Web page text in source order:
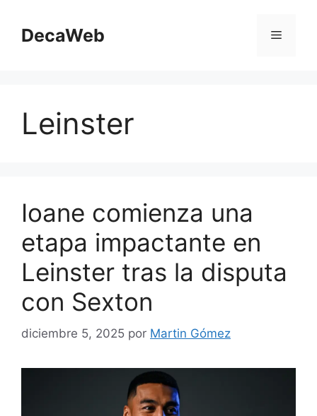
contenido
DecaWeb Menú
Leinster
Ioane comienza una
etapa impactante en
Leinster tras la disputa
con Sexton
diciembre 5, 2025 por Martin Gómez